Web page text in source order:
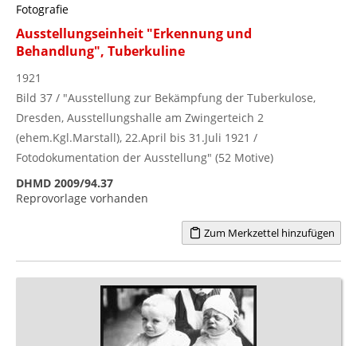
Fotografie
Ausstellungseinheit "Erkennung und
Behandlung", Tuberkuline
1921
Bild 37 / "Ausstellung zur Bekämpfung der Tuberkulose,
Dresden, Ausstellungshalle am Zwingerteich 2
(ehem.Kgl.Marstall), 22.April bis 31.Juli 1921 /
Fotodokumentation der Ausstellung" (52 Motive)
DHMD 2009/94.37
Reprovorlage vorhanden
Zum Merkzettel hinzufügen